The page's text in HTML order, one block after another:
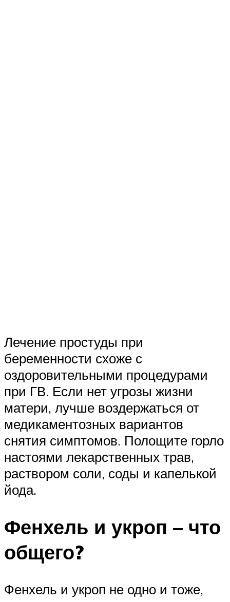
Лечение простуды при
беременности схоже с
оздоровительными процедурами
при ГВ. Если нет угрозы жизни
матери, лучше воздержаться от
медикаментозных вариантов
снятия симптомов. Полощите горло
настоями лекарственных трав,
раствором соли, соды и капелькой
йода.
Фенхель и укроп – что
общего?
Фенхель и укроп не одно и тоже,